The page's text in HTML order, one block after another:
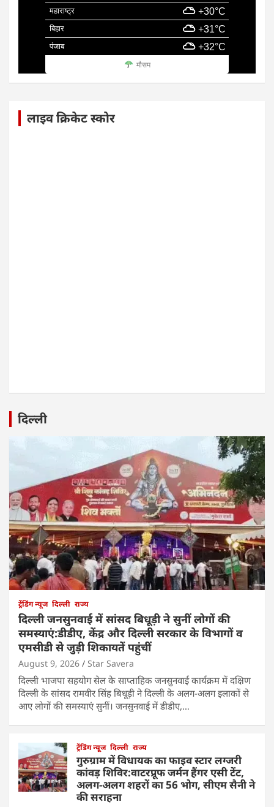
महाराष्ट्र +30°C
बिहार +31°C
पंजाब +32°C
मौसम
लाइव क्रिकेट स्कोर
दिल्ली
ट्रेंडिंग न्यूज दिल्ली राज्य
दिल्ली जनसुनवाई में सांसद बिधूड़ी ने सुनीं लोगों की
समस्याएं:डीडीए, केंद्र और दिल्ली सरकार के विभागों व
एमसीडी से जुड़ी शिकायतें पहुंचीं
August 9, 2026 Star Savera
दिल्ली भाजपा सहयोग सेल के साप्ताहिक जनसुनवाई कार्यक्रम में दक्षिण
दिल्ली के सांसद रामवीर सिंह बिधूड़ी ने दिल्ली के अलग-अलग इलाकों से
आए लोगों की समस्याएं सुनीं। जनसुनवाई में डीडीए,…
ट्रेंडिंग न्यूज दिल्ली राज्य
गुरुग्राम में विधायक का फाइव स्टार लग्जरी
कांवड़ शिविर:वाटरप्रूफ जर्मन हैंगर एसी टेंट,
अलग-अलग शहरों का 56 भोग, सीएम सैनी ने
की सराहना